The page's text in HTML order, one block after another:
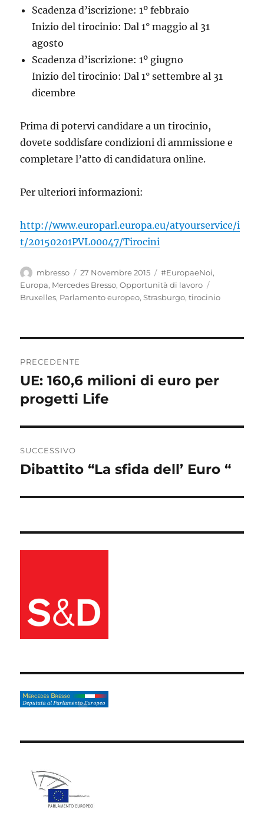
Scadenza d’iscrizione: 1º febbraio
Inizio del tirocinio: Dal 1° maggio al 31
agosto
Scadenza d’iscrizione: 1º giugno
Inizio del tirocinio: Dal 1° settembre al 31
dicembre
Prima di potervi candidare a un tirocinio,
dovete soddisfare condizioni di ammissione e
completare l’atto di candidatura online.
Per ulteriori informazioni:
http://www.europarl.europa.eu/atyourservice/i
t/20150201PVL00047/Tirocini
Autore
mbresso
Pubblicato
il
27 Novembre 2015 Categorie
#EuropaeNoi,
Europa, Mercedes Bresso,Opportunità di lavoro
Bruxelles, Parlamento europeo,Strasburgo,tirocinio
articoli
PRECEDENTE
Articolo
precedente:
UE: 160,6 milioni di euro per
progetti Life
SUCCESSIVO
Articolo
Dibattito “La sfida dell’ Euro “